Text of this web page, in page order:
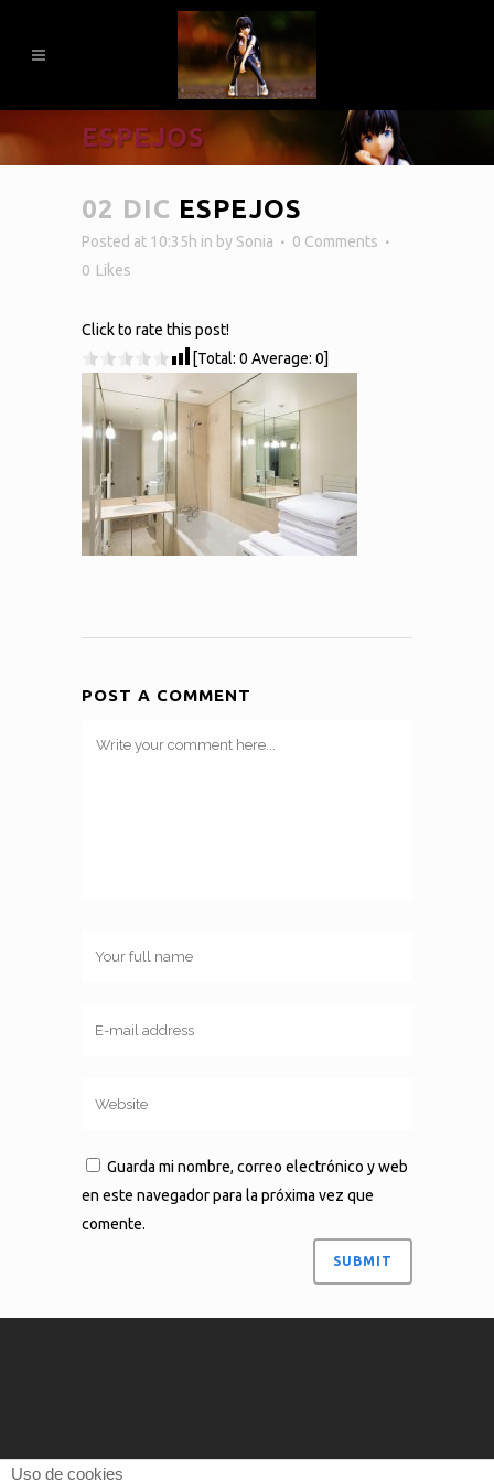
ESPEJOS
02 DIC ESPEJOS
Posted at 10:35h in by Sonia
0 Comments
0 Likes
Click to rate this post!
[Total: 0 Average: 0]
POST A COMMENT
Guarda mi nombre, correo electrónico y web
en este navegador para la próxima vez que
comente.
Uso de cookies